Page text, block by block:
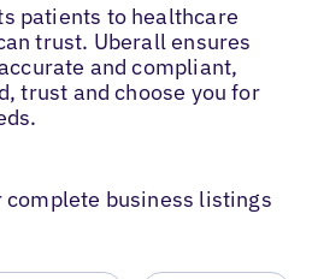
patients to healthcare
trust. Uberall ensures
and compliant,
trust and choose you for
business listings